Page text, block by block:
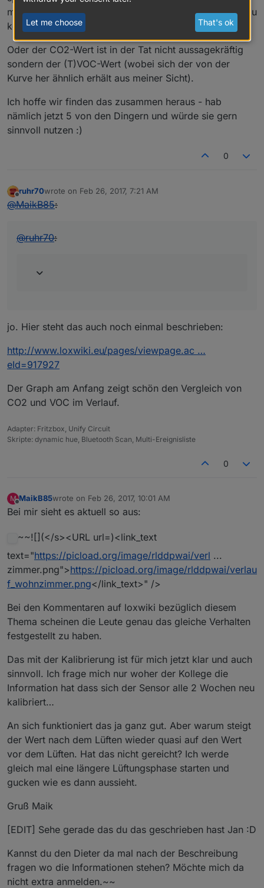
muss um wieder an Werte zwischen 450 - 2000 ppm zu
kommen? Das wäre suboptimal.
Oder der CO2-Wert ist in der Tat nicht aussagekräftig
sondern der (T)VOC-Wert (wobei sich der von der
Kurve her ähnlich erhält aus meiner Sicht).
Ich hoffe wir finden das zusammen heraus - hab
nämlich jetzt 5 von den Dingern und würde sie gern
sinnvoll nutzen :)
0
Offline
ruhr70wrote on Feb 26, 2017, 7:21 AM
last edited by
@MaikB85:
@ruhr70:
jo. Hier steht das auch noch einmal beschrieben:
http://www.loxwiki.eu/pages/viewpage.ac …
eId=917927
Der Graph am Anfang zeigt schön den Vergleich von
CO2 und VOC im Verlauf.
Adapter: Fritzbox, Unify Circuit
Skripte: dynamic hue, Bluetooth Scan, Multi-Ereignisliste
0
M
Offline
MaikB85wrote on Feb 26, 2017, 10:01 AM
last edited by
Bei mir sieht es aktuell so aus:
~~![](</s><URL url=)<link_text
text="https://picload.org/image/rlddpwai/verl ...
zimmer.png">https://picload.org/image/rlddpwai/verlau
f_wohnzimmer.png</link_text>" />
Bei den Kommentaren auf loxwiki bezüglich diesem
Thema scheinen die Leute genau das gleiche Verhalten
festgestellt zu haben.
Das mit der Kalibrierung ist für mich jetzt klar und auch
sinnvoll. Ich frage mich nur woher der Kollege die
Information hat dass sich der Sensor alle 2 Wochen neu
kalibriert…
An sich funktioniert das ja ganz gut. Aber warum steigt
der Wert nach dem Lüften wieder quasi auf den Wert
vor dem Lüften. Hat das nicht gereicht? Ich werde
gleich mal eine längere Lüftungsphase starten und
gucken wie es dann aussieht.
Gruß Maik
[EDIT] Sehe gerade das du das geschrieben hast Jan :D
Kannst du den Dieter da mal nach der Beschreibung
fragen wo die Informationen stehen? Möchte mich da
nicht extra anmelden.~~
Let me choose That's ok